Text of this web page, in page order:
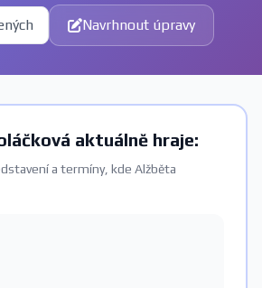
Navrhnout úpravy
aktuálně hraje:
a termíny, kde Alžběta